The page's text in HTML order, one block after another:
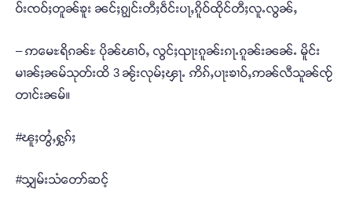
ဝ်းၸဝ်ႈတူၼ်ၶူး ၼင်ႈၵျွင်းတီႈဝဵင်းပႃႇၵိူဝ်ထိုင်တီႈလူႉလွၼ်ႇ
– ဢမေႊရိၵၼ်ႊ ပိုၼ်ၽၢဝ်ႇ လွင်ႈၺႃးၵူၼ်းၵႃႉၵူၼ်းၼၼ်ႉ မိူင်း
မၢၼ်ႈၼမ်သုတ်းထိ 3 ၼႂ်းလုမ်ႈၾႃႉ ဢိၵ်ႇပႃးၶၢဝ်ႇဢၼ်လီသူၼ်ၸႂ်
တၢင်းၼမ်။
#ၽူႈတွႆႇႁွၵ်ႈ
#သျှမ်းသံတော်ဆင့်